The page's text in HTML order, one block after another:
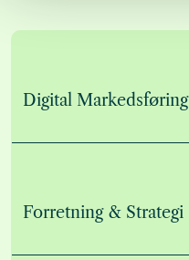
Digital Markedsføring
Forretning & Strategi